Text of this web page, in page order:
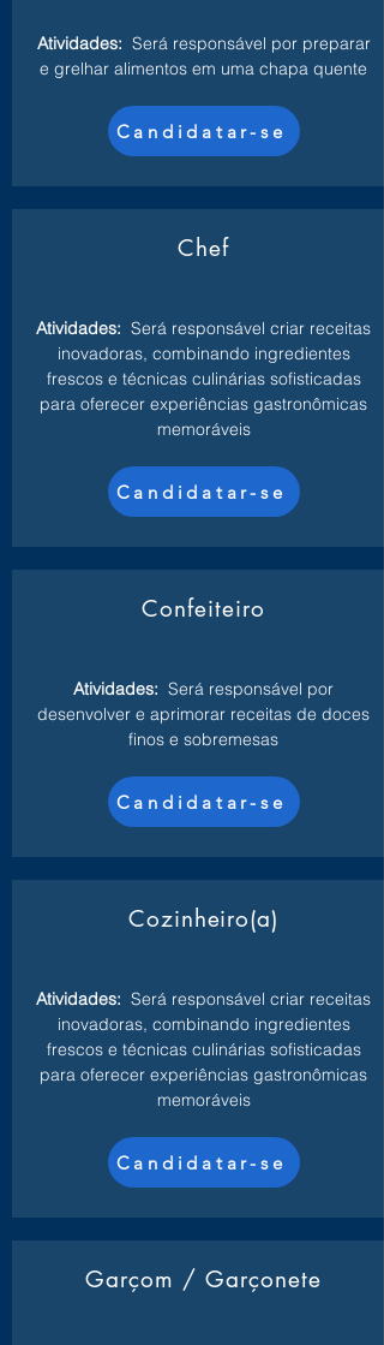
Atividades: Será responsável por preparar
e grelhar alimentos em uma chapa quente
Candidatar-se
Chef
Atividades: Será responsável criar receitas
inovadoras, combinando ingredientes
frescos e técnicas culinárias sofisticadas
para oferecer experiências gastronômicas
memoráveis
Candidatar-se
Confeiteiro
Atividades: Será responsável por
desenvolver e aprimorar receitas de doces
finos e sobremesas
Candidatar-se
Cozinheiro(a)
Atividades: Será responsável criar receitas
inovadoras, combinando ingredientes
frescos e técnicas culinárias sofisticadas
para oferecer experiências gastronômicas
memoráveis
Candidatar-se
Garçom / Garçonete